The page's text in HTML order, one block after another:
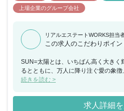
上場企業のグループ会社
リアルエステートWORKS担当
この求人のこだわりポイン
SUN=太陽とは、いちばん高く大きく
るとともに、万人に降り注ぐ愛の象
徴です。 FRONTIER=開拓者とは、ベ
に 挑戦し続ける姿勢を表しています
は、人類、社会の幸せの ために力強
続きを読む >
求人詳細